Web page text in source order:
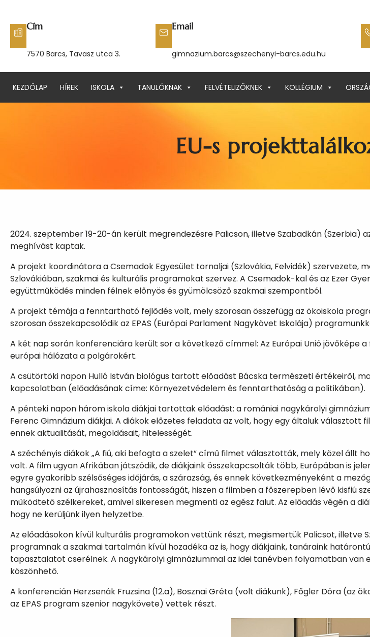
tartalomhoz
Cím
7570 Barcs, Tavasz utca 3.
Email
gimnazium.barcs@szechenyi-barcs.edu.hu
KEZDŐLAP HÍREK ISKOLA TANULÓKNAK FELVÉTELIZŐKNEK KOLLÉGIUM
EU-s
2024. szeptember 19-20-án került megrendezésre Palicson, illetve Szabadkán (Szerbia)
meghívást kaptak.
A projekt koordinátora a Csemadok Egyesület tornaljai (Szlovákia, Felvidék) szervezete,
Szlovákiában, szakmai és kulturális programokat szervez. A Csemadok-kal és az Ezer
együttműködés minden félnek előnyös és gyümölcsöző szakmai szempontból.
A projekt témája a fenntartható fejlődés volt, mely szorosan összefügg az ökoiskola
szorosan összekapcsolódik az EPAS (Európai Parlament Nagykövet Iskolája)
A két nap során konferenciára került sor a következő címmel: Az Európai Unió
európai hálózata a polgárokért.
A csütörtöki napon Hulló István biológus tartott előadást Bácska természeti értékeiről,
kapcsolatban (előadásának címe: Környezetvédelem és fenntarthatóság a politikában).
A pénteki napon három iskola diákjai tartottak előadást: a romániai nagykárolyi
Ferenc Gimnázium diákjai. A diákok előzetes feladata az volt, hogy egy általuk
ennek aktualitását, megoldásait, hitelességét.
A széchényis diákok „A fiú, aki befogta a szelet” című filmet választották, mely közel állt
volt. A film ugyan Afrikában játszódik, de diákjaink összekapcsolták több, Európában is
egyre gyakoribb szélsőséges időjárás, a szárazság, és ennek következményeként a
hangsúlyozni az újrahasznosítás fontosságát, hiszen a filmben a főszerepben lévő
működtető szélkereket, amivel sikeresen megmenti az egész falut. Az előadás végén a
hogy ne kerüljünk ilyen helyzetbe.
Az előadásokon kívül kulturális programokon vettünk részt, megismertük Palicsot, illetve
programnak a szakmai tartalmán kívül hozadéka az is, hogy diákjaink, tanáraink
tapasztalatot cserélnek. A nagykárolyi gimnáziummal az idei tanévben folyamatban van
köszönhető.
A konferencián Herzsenák Fruzsina (12.a), Bosznai Gréta (volt diákunk), Főgler Dóra (az
az EPAS program szenior nagykövete) vettek részt.